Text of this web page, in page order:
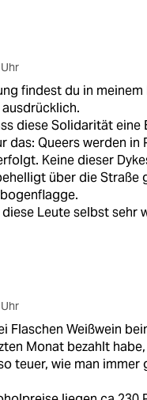
findest du in
diese Solidarität eine
das: Queers werden in
Keine dieser
über die Straße
Leute selbst sehr
Flaschen Weißwein
Monat bezahlt
teuer, wie man immer